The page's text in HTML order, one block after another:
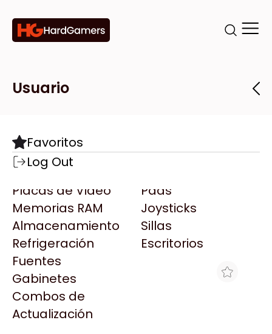
Categorías
Componentes
Motherboards
Microprocesadores
Placas de Video
Memorias RAM
Almacenamiento
Refrigeración
Fuentes
Gabinetes
Combos de
Actualización
Pads
Joysticks
Sillas
Escritorios
Marcas
Todas las Marcas
AMD
AULA
Acer
Adata
AeroCool
Antec
Arkham
Asrock
Tiendas
Destacadas
Usuario
Favoritos
Log Out
HPE 480GB SATA MU SFF SC MV SSD